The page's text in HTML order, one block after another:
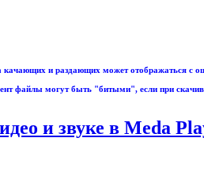
качающих и раздающих может отображаться с
файлы могут быть "битыми", если при
и звуке в Meda